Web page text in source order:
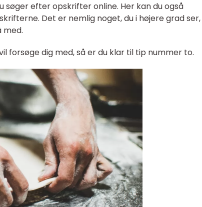
efter opskrifter online. Her kan du også
Det er nemlig noget, du i højere grad ser,
med.
forsøge dig med, så er du klar til tip nummer to.